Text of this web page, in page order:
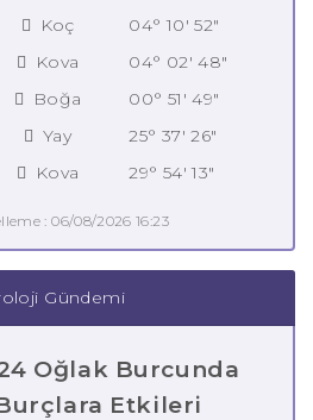
Koç
04° 10' 52"
Kova
04° 02' 48"
Boğa
00° 51' 49"
Yay
25° 37' 26"
Kova 29° 54' 13"
: 06/08/2026 16:23
Gündemi
Oğlak Burcunda
Etkileri